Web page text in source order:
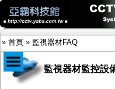
» 首頁 » 監視器材FAQ
監視器材監控設